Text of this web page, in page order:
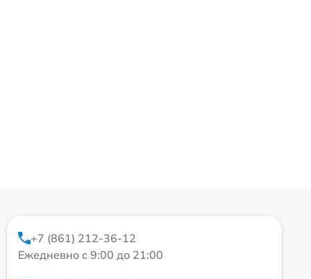
+7 (861) 212-36-12
Ежедневно с 9:00 до 21:00